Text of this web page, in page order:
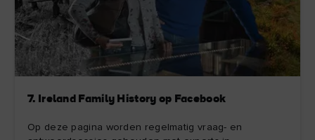
7. Ireland Family History op Facebook
Op deze pagina worden regelmatig vraag- en